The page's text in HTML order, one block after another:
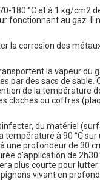
180 °C et à 1 kg/cm2
fonctionnant au gaz. Il
la corrosion des
la vapeur du
par des sacs de sable.
de la température
cloches ou coffres
du matériel
à 90 °C
profondeur de 30
d’application de
plus courte pour
vivant en